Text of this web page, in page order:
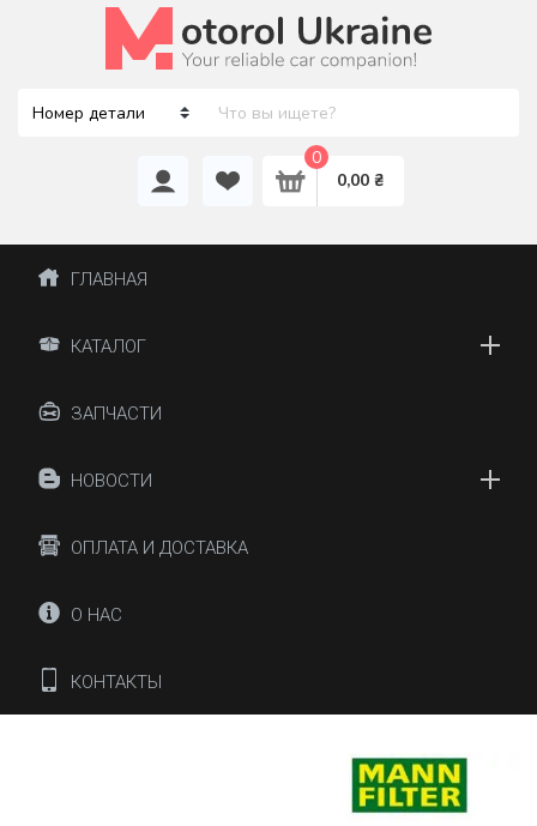
0,00 ₴
0
ГЛАВНАЯ
КАТАЛОГ
ЗАПЧАСТИ
НОВОСТИ
ОПЛАТА И ДОСТАВКА
О НАС
КОНТАКТЫ